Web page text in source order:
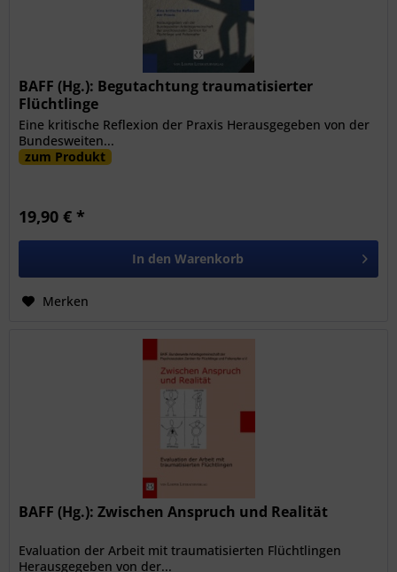
BAFF (Hg.): Begutachtung traumatisierter
Flüchtlinge
Eine kritische Reflexion der Praxis Herausgegeben von der
Bundesweiten...
zum Produkt
19,90 € *
In den Warenkorb
Merken
BAFF (Hg.): Zwischen Anspruch und Realität
Evaluation der Arbeit mit traumatisierten Flüchtlingen
Herausgegeben von der...